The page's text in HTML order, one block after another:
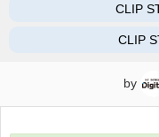
CLIP
CLIP
by